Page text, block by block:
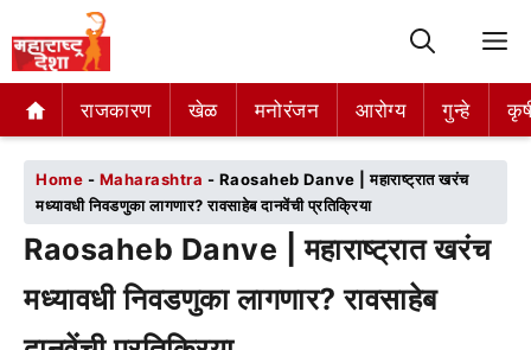
राजकारण खेळ मनोरंजन आरोग्य गुन्हे
राजकारण खेळ मनोरंजन आरोग्य गुन्हे
Home - Maharashtra - Raosaheb Danve | महाराष्ट्रात खरंच
मध्यावधी निवडणुका लागणार? रावसाहेब दानवेंची प्रतिक्रिया
Raosaheb Danve | महाराष्ट्रात खरंच
मध्यावधी निवडणुका लागणार? रावसाहेब